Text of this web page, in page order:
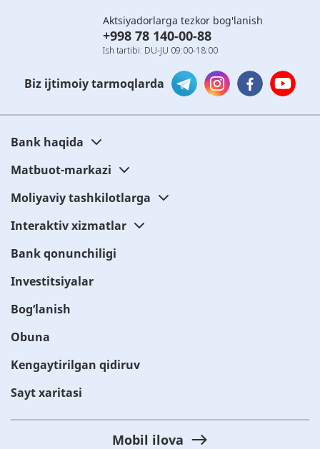
Aktsiyadorlarga tezkor bog'lanish
+998 78 140-00-88
Ish tartibi: DU-JU 09:00-18:00
Biz ijtimoiy tarmoqlarda
Bank haqida
Matbuot-markazi
Moliyaviy tashkilotlarga
Interaktiv xizmatlar
Bank qonunchiligi
Investitsiyalar
Bog‘lanish
Obuna
Kengaytirilgan qidiruv
Sayt xaritasi
Mobil ilova